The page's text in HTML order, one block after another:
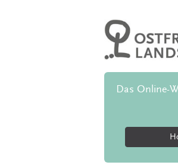
Das Online-